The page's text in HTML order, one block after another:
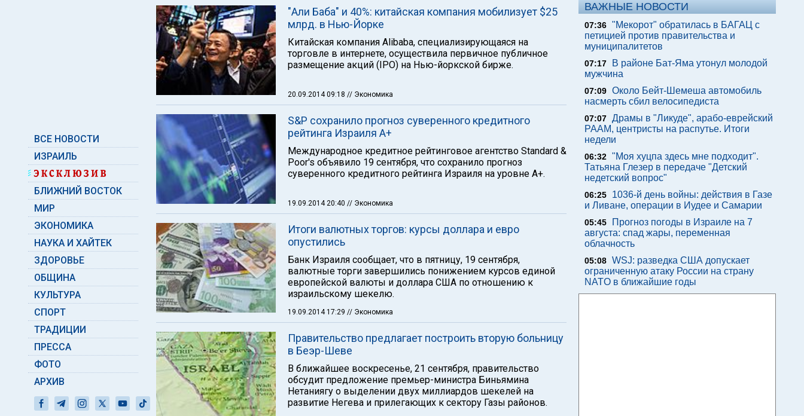
ВСЕ НОВОСТИ
ИЗРАИЛЬ
БЛИЖНИЙ ВОСТОК
МИР
ЭКОНОМИКА
НАУКА И ХАЙТЕК
ЗДОРОВЬЕ
ОБЩИНА
КУЛЬТУРА
СПОРТ
ТРАДИЦИИ
ПРЕССА
ФОТО
АРХИВ
"Али Баба" и 40%: китайская компания мобилизует $25
млрд. в Нью-Йорке
Китайская компания Alibaba, специализирующаяся на
торговле в интернете, осуществила первичное публичное
размещение акций (IPO) на Нью-йоркской бирже.
20.09.2014 09:18 // Экономика
S&P сохранило прогноз суверенного кредитного
рейтинга Израиля А+
Международное кредитное рейтинговое агентство Standard &
Poor's объявило 19 сентября, что сохранило прогноз
суверенного кредитного рейтинга Израиля на уровне А+.
19.09.2014 20:40 // Экономика
Итоги валютных торгов: курсы доллара и евро
опустились
Банк Израиля сообщает, что в пятницу, 19 сентября,
валютные торги завершились понижением курсов единой
европейской валюты и доллара США по отношению к
израильскому шекелю.
19.09.2014 17:29 // Экономика
Правительство предлагает построить вторую больницу
в Беэр-Шеве
В ближайшее воскресенье, 21 сентября, правительство
обсудит предложение премьер-министра Биньямина
Нетаниягу о выделении двух миллиардов шекелей на
развитие Негева и прилегающих к сектору Газы районов.
ВАЖНЫЕ НОВОСТИ
07:36 "Мекорот" обратилась в БАГАЦ с
петицией против правительства и
муниципалитетов
07:17
В районе Бат-Яма утонул молодой
мужчина
07:09 Около Бейт-Шемеша автомобиль
насмерть сбил велосипедиста
07:07 Драмы в "Ликуде", арабо-еврейский
РААМ, центристы на распутье. Итоги
недели
06:32 "Моя хуцпа здесь мне подходит".
Татьяна Глезер в передаче "Детский
недетский вопрос"
06:25
1036-й день войны: действия в Газе
и Ливане, операции в Иудее и Самарии
05:45
Прогноз погоды в Израиле на 7
августа: спад жары, переменная
облачность
05:08 WSJ: разведка США допускает
ограниченную атаку России на страну
NATO в ближайшие годы